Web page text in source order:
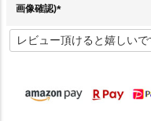
画像確認)
必
須